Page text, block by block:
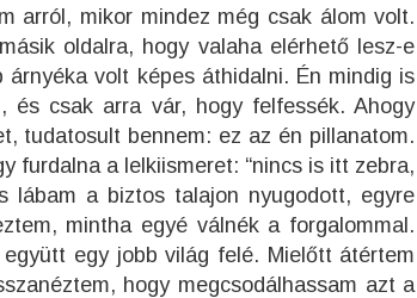
arról, mikor mindez még csak álom volt.
oldalra, hogy valaha elérhető lesz-e
volt képes áthidalni. Én mindig is
csak arra vár, hogy felfessék. Ahogy
tudatosult bennem: ez az én pillanatom.
furdalna a lelkiismeret: “nincs is itt zebra,
lábam a biztos talajon nyugodott, egyre
mintha egyé válnék a forgalommal.
egy jobb világ felé. Mielőtt átértem
hogy megcsodálhassam azt a